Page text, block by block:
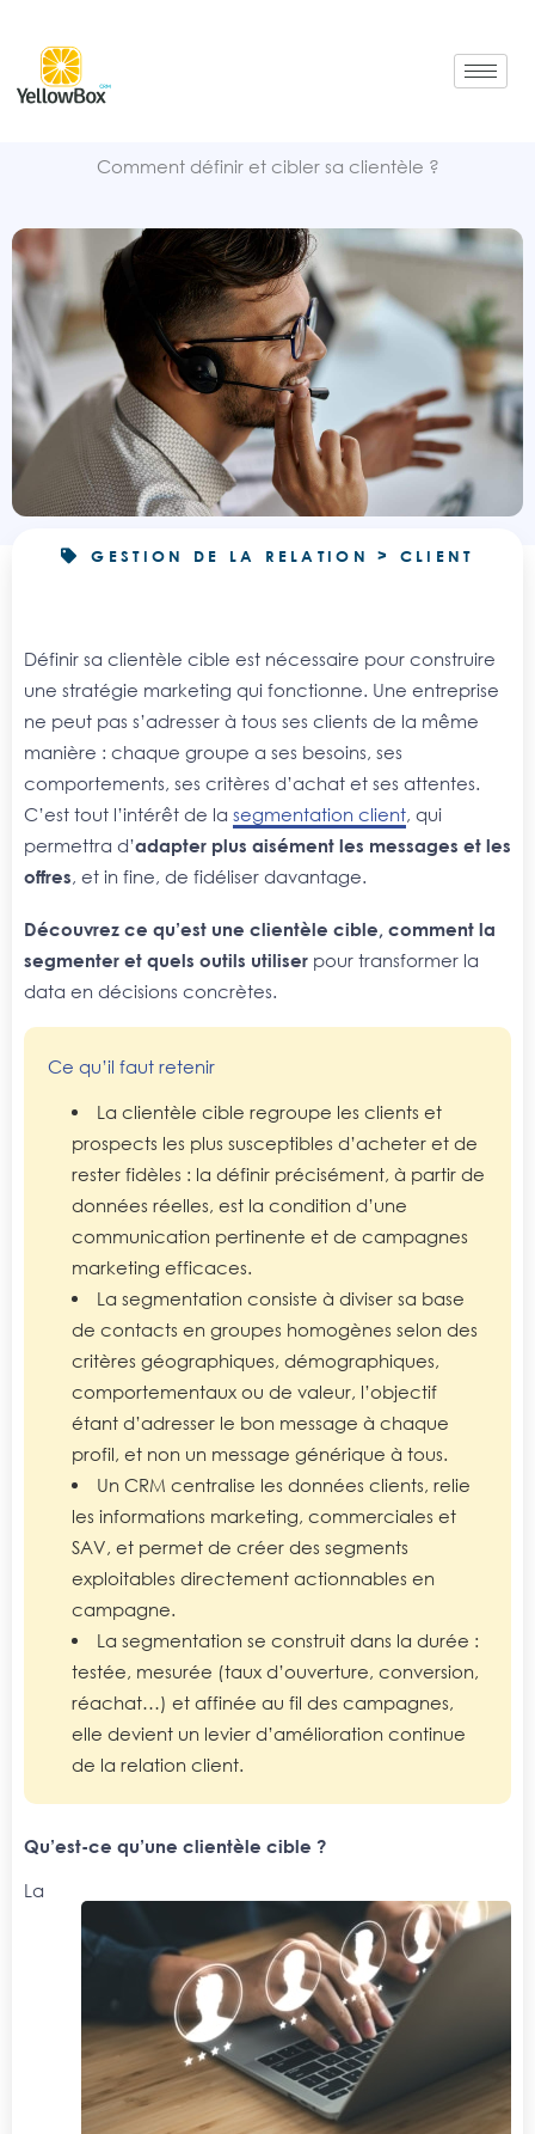
contenu
Comment définir et cibler sa clientèle ?
GESTION DE LA RELATION > CLIENT
Définir sa clientèle cible est nécessaire pour construire
une stratégie marketing qui fonctionne. Une entreprise
ne peut pas s’adresser à tous ses clients de la même
manière : chaque groupe a ses besoins, ses
comportements, ses critères d’achat et ses attentes.
C’est tout l’intérêt de la segmentation client, qui
permettra d’adapter plus aisément les messages et les
offres, et in fine, de fidéliser davantage.
Découvrez ce qu’est une clientèle cible, comment la
segmenter et quels outils utiliser pour transformer la
data en décisions concrètes.
Ce qu’il faut retenir
La clientèle cible regroupe les clients et
prospects les plus susceptibles d’acheter et de
rester fidèles : la définir précisément, à partir de
données réelles, est la condition d’une
communication pertinente et de campagnes
marketing efficaces.
La segmentation consiste à diviser sa base
de contacts en groupes homogènes selon des
critères géographiques, démographiques,
comportementaux ou de valeur, l’objectif
étant d’adresser le bon message à chaque
profil, et non un message générique à tous.
Un CRM centralise les données clients, relie
les informations marketing, commerciales et
SAV, et permet de créer des segments
exploitables directement actionnables en
campagne.
La segmentation se construit dans la durée :
testée, mesurée (taux d’ouverture, conversion,
réachat…) et affinée au fil des campagnes,
elle devient un levier d’amélioration continue
de la relation client.
Qu’est-ce qu’une clientèle cible ?
La